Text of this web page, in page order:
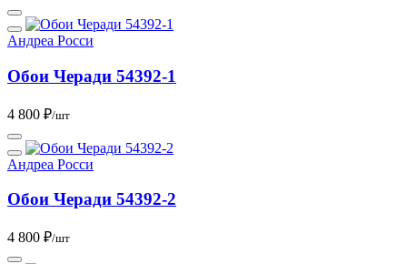
Андреа Росси
Обои Черади 54392-1
4 800 ₽/шт
Андреа Росси
Обои Черади 54392-2
4 800 ₽/шт